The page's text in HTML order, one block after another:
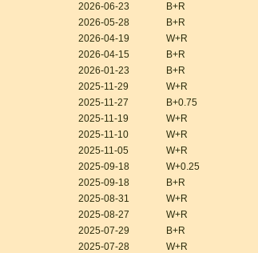
2026-06-23
B+R
2026-05-28
B+R
2026-04-19
W+R
2026-04-15
B+R
2026-01-23
B+R
2025-11-29
W+R
2025-11-27
B+0.75
2025-11-19
W+R
2025-11-10
W+R
2025-11-05
W+R
2025-09-18
W+0.25
2025-09-18
B+R
2025-08-31
W+R
2025-08-27
W+R
2025-07-29
B+R
2025-07-28
W+R